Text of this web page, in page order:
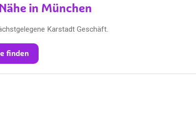
in München
Karstadt Geschäft.
finden